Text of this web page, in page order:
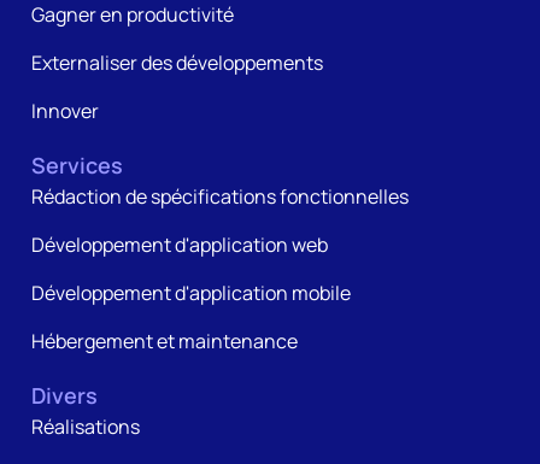
Gagner en productivité
Externaliser des développements
Innover
Services
Rédaction de spécifications fonctionnelles
Développement d'application web
Développement d'application mobile
Hébergement et maintenance
Divers
Réalisations